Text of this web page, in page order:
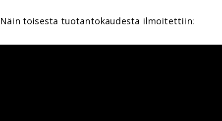
Näin toisesta tuotantokaudesta ilmoitettiin: